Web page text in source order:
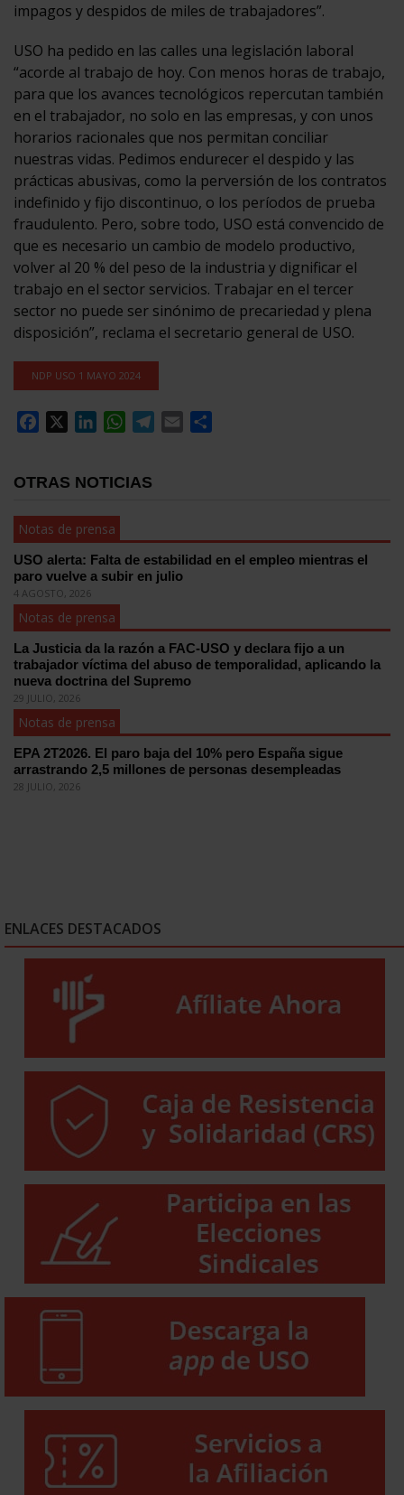
impagos y despidos de miles de trabajadores”.
USO ha pedido en las calles una legislación laboral
“acorde al trabajo de hoy. Con menos horas de trabajo,
para que los avances tecnológicos repercutan también
en el trabajador, no solo en las empresas, y con unos
horarios racionales que nos permitan conciliar
nuestras vidas. Pedimos endurecer el despido y las
prácticas abusivas, como la perversión de los contratos
indefinido y fijo discontinuo, o los períodos de prueba
fraudulento. Pero, sobre todo, USO está convencido de
que es necesario un cambio de modelo productivo,
volver al 20 % del peso de la industria y dignificar el
trabajo en el sector servicios. Trabajar en el tercer
sector no puede ser sinónimo de precariedad y plena
disposición”, reclama el secretario general de USO.
NDP USO 1 MAYO 2024
Facebook LinkedInWhatsApp
Telegram
Email
OTRAS NOTICIAS
Notas de prensa
USO alerta: Falta de estabilidad en el empleo mientras el
paro vuelve a subir en julio
4 AGOSTO, 2026
Notas de prensa
La Justicia da la razón a FAC-USO y declara fijo a un
trabajador víctima del abuso de temporalidad, aplicando la
nueva doctrina del Supremo
29 JULIO, 2026
Notas de prensa
EPA 2T2026. El paro baja del 10% pero España sigue
arrastrando 2,5 millones de personas desempleadas
28 JULIO, 2026
ENLACES DESTACADOS